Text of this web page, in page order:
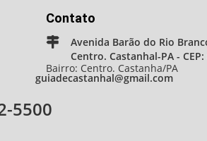
Contato
Avenida Barão do Rio
Centro. Castanhal-PA -
Bairro: Centro. Castanha/PA
guiadecastanhal@gmail.com
5500